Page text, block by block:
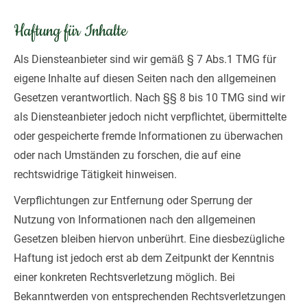
Haftung für Inhalte
Als Diensteanbieter sind wir gemäß § 7 Abs.1 TMG für
eigene Inhalte auf diesen Seiten nach den allgemeinen
Gesetzen verantwortlich. Nach §§ 8 bis 10 TMG sind wir
als Diensteanbieter jedoch nicht verpflichtet, übermittelte
oder gespeicherte fremde Informationen zu überwachen
oder nach Umständen zu forschen, die auf eine
rechtswidrige Tätigkeit hinweisen.
Verpflichtungen zur Entfernung oder Sperrung der
Nutzung von Informationen nach den allgemeinen
Gesetzen bleiben hiervon unberührt. Eine diesbezügliche
Haftung ist jedoch erst ab dem Zeitpunkt der Kenntnis
einer konkreten Rechtsverletzung möglich. Bei
Bekanntwerden von entsprechenden Rechtsverletzungen